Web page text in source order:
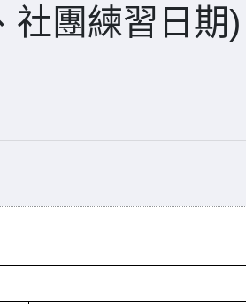
社團練習日期)